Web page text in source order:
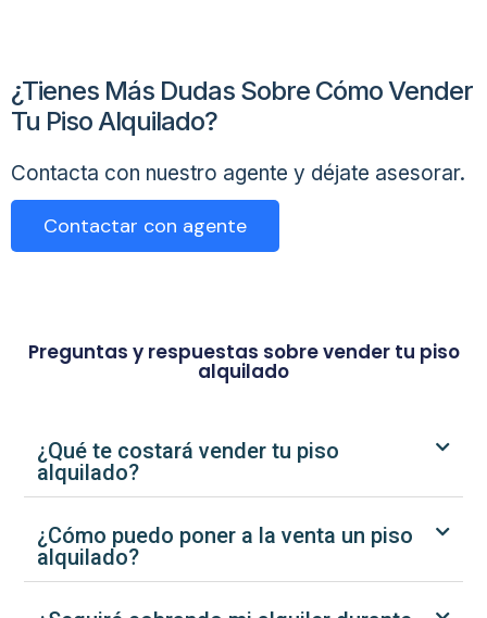
¿Tienes Más Dudas Sobre Cómo Vender
Tu Piso Alquilado?
Contacta con nuestro agente y déjate asesorar.
Contactar con agente
Preguntas y respuestas sobre vender tu piso
alquilado
¿Qué te costará vender tu piso
alquilado?
¿Cómo puedo poner a la venta un piso
alquilado?